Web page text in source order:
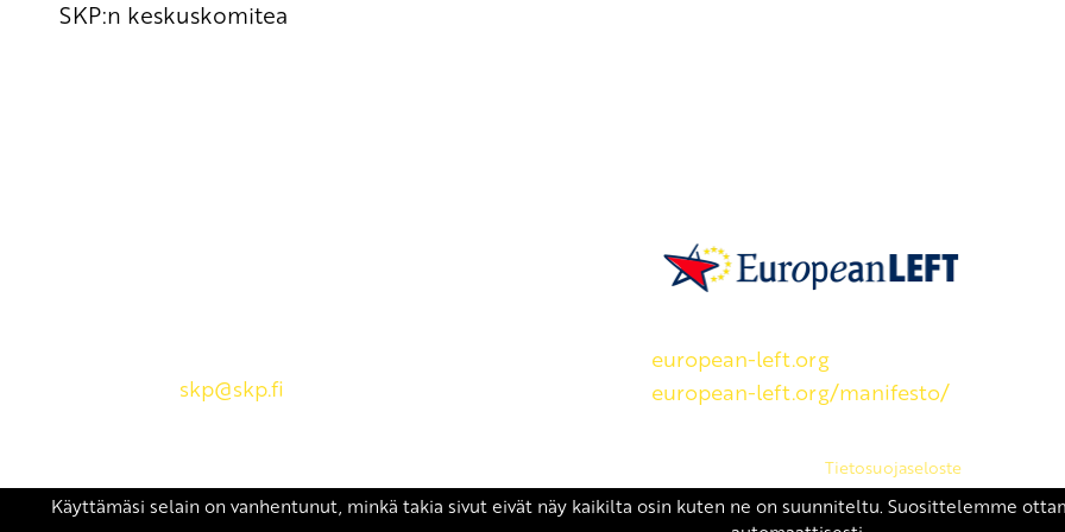
SKP:n keskuskomitea
skp@skp.fi
european-left.org
european-left.org/manifesto/
Tietosuojaseloste